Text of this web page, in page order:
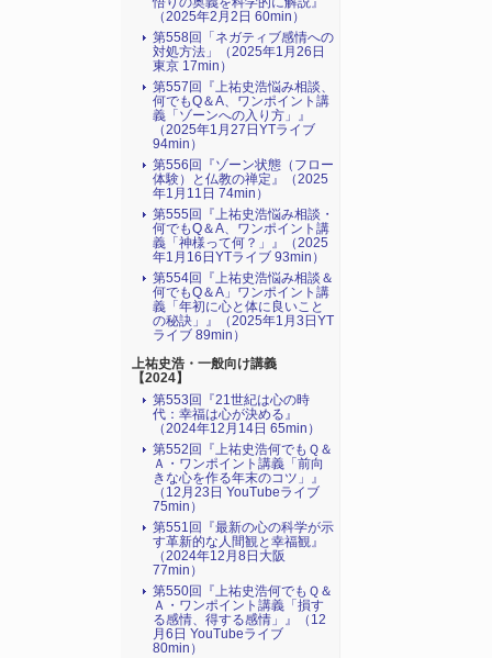
（2025年2月2日 60min）
第558回「ネガティブ感情への
対処方法」（2025年1月26日
東京 17min）
第557回『上祐史浩悩み相談、
何でもQ＆A、ワンポイント講
義「ゾーンへの入り方」』
（2025年1月27日YTライブ
94min）
第556回『ゾーン状態（フロー
体験）と仏教の禅定』（2025
年1月11日 74min）
第555回『上祐史浩悩み相談・
何でもQ＆A、ワンポイント講
義「神様って何？」』（2025
年1月16日YTライブ 93min）
第554回『上祐史浩悩み相談＆
何でもQ＆A」ワンポイント講
義「年初に心と体に良いこと
の秘訣」』（2025年1月3日YT
ライブ 89min）
上祐史浩・一般向け講義
【2024】
第553回『21世紀は心の時
代：幸福は心が決める』
（2024年12月14日 65min）
第552回『上祐史浩何でもＱ＆
Ａ・ワンポイント講義「前向
きな心を作る年末のコツ」』
（12月23日 YouTubeライブ
75min）
第551回『最新の心の科学が示
す革新的な人間観と幸福観』
（2024年12月8日大阪
77min）
第550回『上祐史浩何でもＱ＆
Ａ・ワンポイント講義「損す
る感情、得する感情」』（12
月6日 YouTubeライブ
80min）